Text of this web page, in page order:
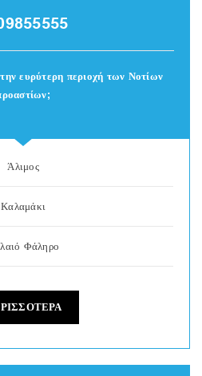
ευρύτερη περιοχή των Νοτίων
Άλιμος
Καλαμάκι
Φάληρο